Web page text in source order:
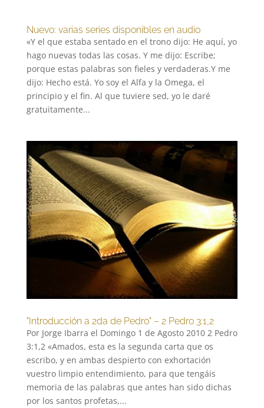
Nuevo: varias series disponibles en audio
«Y el que estaba sentado en el trono dijo: He aquí, yo
hago nuevas todas las cosas. Y me dijo: Escribe;
porque estas palabras son fieles y verdaderas.Y me
dijo: Hecho está. Yo soy el Alfa y la Omega, el
principio y el fin. Al que tuviere sed, yo le daré
gratuitamente...
"Introducción a 2da de Pedro" – 2 Pedro 3:1,2
Por Jorge Ibarra el Domingo 1 de Agosto 2010 2 Pedro
3:1,2 «Amados, esta es la segunda carta que os
escribo, y en ambas despierto con exhortación
vuestro limpio entendimiento, para que tengáis
memoria de las palabras que antes han sido dichas
por los santos profetas,...